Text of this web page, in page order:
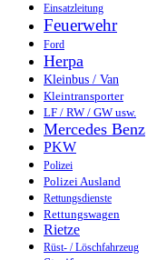
Einsatzleitung
Feuerwehr
Ford
Herpa
Kleinbus / Van
Kleintransporter
LF / RW / GW usw.
Mercedes Benz
PKW
Polizei
Polizei Ausland
Rettungsdienste
Rettungswagen
Rietze
Rüst- / Löschfahrzeug